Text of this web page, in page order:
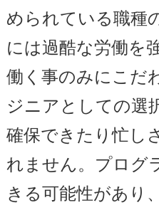
められている職種
には過酷な労働を
働く事のみにこだ
ジニアとしての選
確保できたり忙し
れません。プログ
きる可能性があり